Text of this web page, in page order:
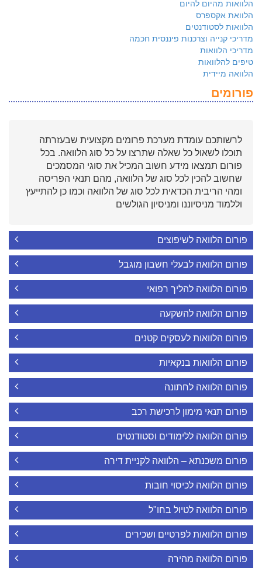
הלוואות מהיום להיום
הלוואת אקספרס
הלוואות לסטודנטים
מדריכי קנייה וצרכנות פיננסית חכמה
מדריכי הלוואות
טיפים להלוואות
הלוואה מיידית
פורומים
לרשותכם עומדת מערכת פרומים מקצועית שבעזרתה
תוכלו לשאול כל שאלה שתרצו על כל סוג הלוואה. בכל
פורום תמצאו מידע חשוב המכיל את סוגי המסמכים
שחשוב להכין לכל סוג של הלוואה, מהם תנאי הפריסה
ומהי הריבית הכדאית לכל סוג של הלוואה וכמו כן להתייעץ
וללמוד מניסיוננו ומניסיון הגולשים
פורום הלוואה לשיפוצים
פורום הלוואה לבעלי חשבון מוגבל
פורום הלוואה להליך רפואי
פורום הלוואה להשקעה
פורום הלוואות לעסקים קטנים
פורום הלוואות בנקאיות
פורום הלוואה לחתונה
פורום תנאי מימון לרכישת רכב
פורום הלוואה ללימודים וסטודנטים
פורום משכנתא – הלוואה לקניית דירה
פורום הלוואה לכיסוי חובות
פורום הלוואה לטיול בחו"ל
פורום הלוואות לפרטיים ושכירים
פורום הלוואה מהירה